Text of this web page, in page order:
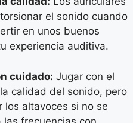
el sonido cuando
en unos buenos
experiencia auditiva.
cuidado: Jugar con el
calidad del sonido, pero
altavoces si no se